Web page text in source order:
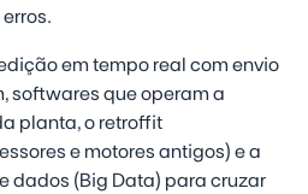
em tempo real com envio
softwares que operam a
planta, o retroffit
e motores antigos) e a
dados (Big Data) para cruzar